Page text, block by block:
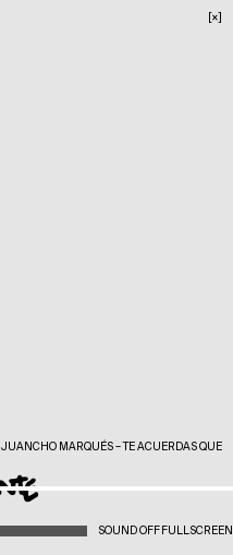
[×]
JUANCHO MARQUÉS – TE ACUERDAS QUE
SOUND OFFFULLSCREEN